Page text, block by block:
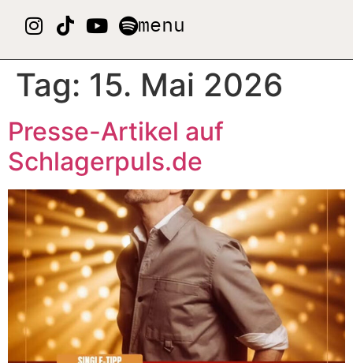
menu
Tag: 15. Mai 2026
Presse-Artikel auf
Schlagerpuls.de